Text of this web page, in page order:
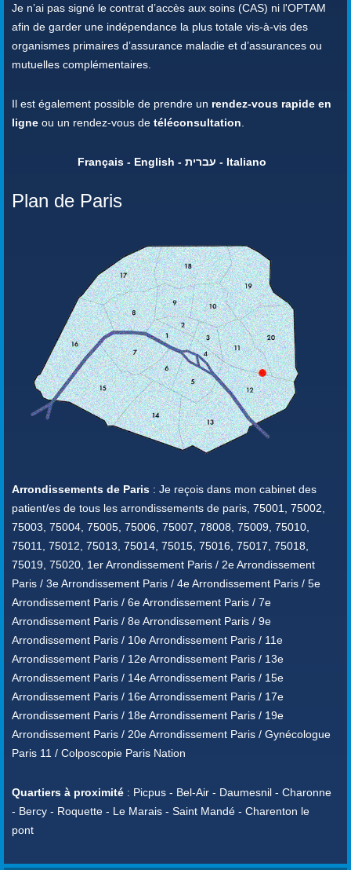
Je n’ai pas signé le contrat d’accès aux soins (CAS) ni l'OPTAM
afin de garder une indépendance la plus totale vis-à-vis des
organismes primaires d’assurance maladie et d’assurances ou
mutuelles complémentaires.
Il est également possible de prendre un rendez-vous rapide en
ligne ou un rendez-vous de téléconsultation
Français - English - עברית - Italiano
Plan de Paris
Arrondissements de Paris : Je reçois dans mon cabinet des
patient/es de tous les arrondissements de paris, 75001, 75002,
75003, 75004, 75005, 75006, 75007, 78008, 75009, 75010,
75011, 75012, 75013, 75014, 75015, 75016, 75017, 75018,
75019, 75020, 1er Arrondissement Paris / 2e Arrondissement
Paris / 3e Arrondissement Paris / 4e Arrondissement Paris / 5e
Arrondissement Paris / 6e Arrondissement Paris / 7e
Arrondissement Paris / 8e Arrondissement Paris / 9e
Arrondissement Paris / 10e Arrondissement Paris / 11e
Arrondissement Paris / 12e Arrondissement Paris / 13e
Arrondissement Paris / 14e Arrondissement Paris / 15e
Arrondissement Paris / 16e Arrondissement Paris / 17e
Arrondissement Paris / 18e Arrondissement Paris / 19e
Arrondissement Paris / 20e Arrondissement Paris / Gynécologue
Paris 11 / Colposcopie Paris Nation
Quartiers à proximité : Picpus - Bel-Air - Daumesnil - Charonne
- Bercy - Roquette - Le Marais - Saint Mandé - Charenton le
pont